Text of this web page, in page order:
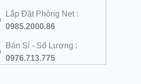
Lắp Đặt Phòng Net :
0985.2000.86
Bán Sỉ - Số Lượng :
0976.713.775